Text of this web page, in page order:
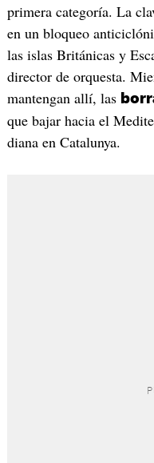
primera categoría. La
en un bloqueo
las islas Británicas y
director de orquesta.
mantengan allí, las
que bajar hacia el
diana en Catalunya.